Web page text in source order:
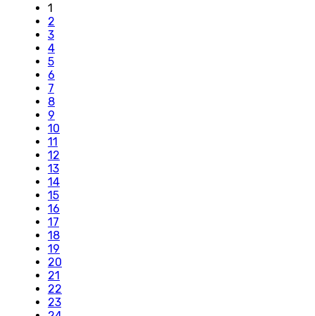
1
2
3
4
5
6
7
8
9
10
11
12
13
14
15
16
17
18
19
20
21
22
23